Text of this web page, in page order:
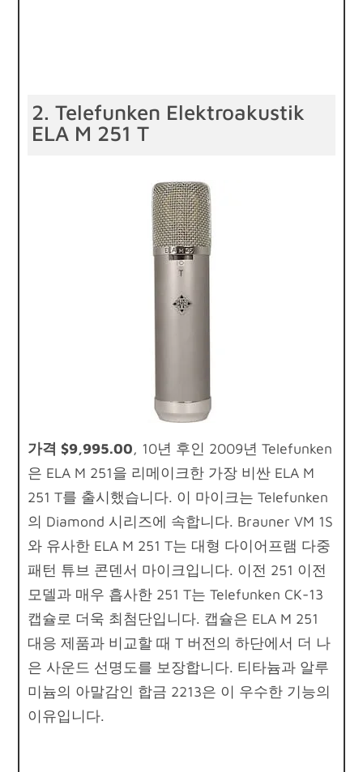
2. Telefunken Elektroakustik
ELA M 251 T
가격 $9,995.00, 10년 후인 2009년 Telefunken
은 ELA M 251을 리메이크한 가장 비싼 ELA M
251 T를 출시했습니다. 이 마이크는 Telefunken
의 Diamond 시리즈에 속합니다. Brauner VM 1S
와 유사한 ELA M 251 T는 대형 다이어프램 다중
패턴 튜브 콘덴서 마이크입니다. 이전 251 이전
모델과 매우 흡사한 251 T는 Telefunken CK-13
캡슐로 더욱 최첨단입니다. 캡슐은 ELA M 251
대응 제품과 비교할 때 T 버전의 하단에서 더 나
은 사운드 선명도를 보장합니다. 티타늄과 알루
미늄의 아말감인 합금 2213은 이 우수한 기능의
이유입니다.